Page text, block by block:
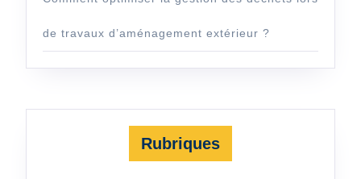
de travaux d’aménagement extérieur ?
Rubriques